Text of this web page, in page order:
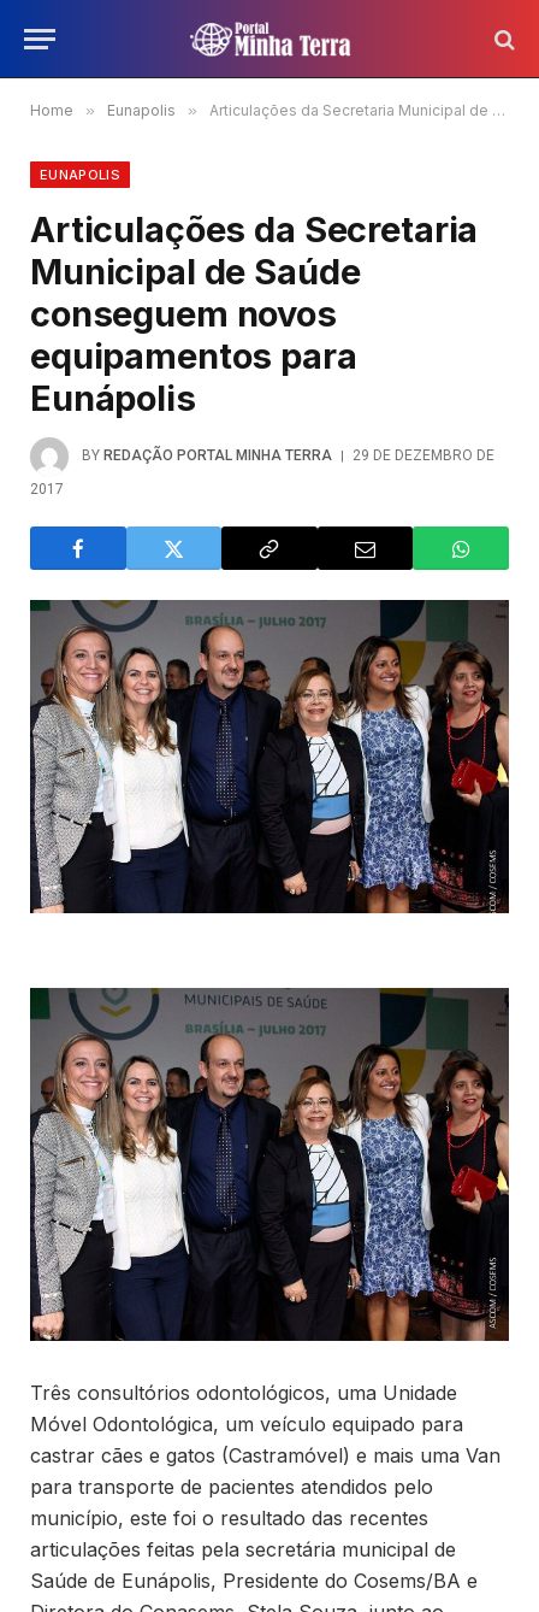
Home » Eunapolis » Articulações da Secretaria Municipal de Saúde conseguem novos equipamentos para Eunápolis
EUNAPOLIS
Articulações da Secretaria
Municipal de Saúde
conseguem novos
equipamentos para
Eunápolis
BY REDAÇÃO PORTAL MINHA TERRA
29 DE DEZEMBRO DE
2017
Três consultórios odontológicos, uma Unidade
Móvel Odontológica, um veículo equipado para
castrar cães e gatos (Castramóvel) e mais uma Van
para transporte de pacientes atendidos pelo
município, este foi o resultado das recentes
articulações feitas pela secretária municipal de
Saúde de Eunápolis, Presidente do Cosems/BA e